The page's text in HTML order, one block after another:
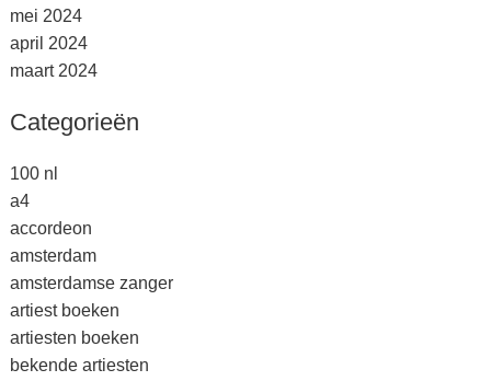
mei 2024
april 2024
maart 2024
Categorieën
100 nl
a4
accordeon
amsterdam
amsterdamse zanger
artiest boeken
artiesten boeken
bekende artiesten